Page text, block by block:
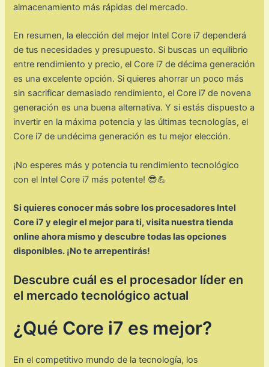
almacenamiento más rápidas del mercado.
En resumen, la elección del mejor Intel Core i7 dependerá
de tus necesidades y presupuesto. Si buscas un equilibrio
entre rendimiento y precio, el Core i7 de décima generación
es una excelente opción. Si quieres ahorrar un poco más
sin sacrificar demasiado rendimiento, el Core i7 de novena
generación es una buena alternativa. Y si estás dispuesto a
invertir en la máxima potencia y las últimas tecnologías, el
Core i7 de undécima generación es tu mejor elección.
¡No esperes más y potencia tu rendimiento tecnológico
con el Intel Core i7 más potente! 😎💪
Si quieres conocer más sobre los procesadores Intel
Core i7 y elegir el mejor para ti, visita nuestra tienda
online ahora mismo y descubre todas las opciones
disponibles. ¡No te arrepentirás!
Descubre cuál es el procesador líder en
el mercado tecnológico actual
¿Qué Core i7 es mejor?
En el competitivo mundo de la tecnología, los